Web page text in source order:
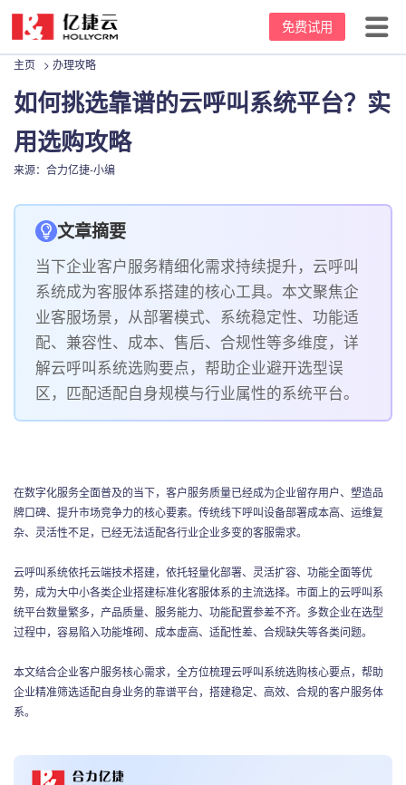
免费试用
首页
产品中心
云呼叫中心
客服电话系统
电话外呼系统
外呼机器人
95呼叫中心
坐席价格
客户案例
资源中心
新闻动态
办理攻略
常用话术
关于我们
公司介绍
发展里程碑
联系我们
主页 > 办理攻略
如何挑选靠谱的云呼叫系统平台？实
用选购攻略
来源：合力亿捷-小编
文章摘要
当下企业客户服务精细化需求持续提升，云呼叫
系统成为客服体系搭建的核心工具。本文聚焦企
业客服场景，从部署模式、系统稳定性、功能适
配、兼容性、成本、售后、合规性等多维度，详
解云呼叫系统选购要点，帮助企业避开选型误
区，匹配适配自身规模与行业属性的系统平台。
在数字化服务全面普及的当下，客户服务质量已经成为企业留存用户、塑造品
牌口碑、提升市场竞争力的核心要素。传统线下呼叫设备部署成本高、运维复
杂、灵活性不足，已经无法适配各行业企业多变的客服需求。
云呼叫系统依托云端技术搭建，依托轻量化部署、灵活扩容、功能全面等优
势，成为大中小各类企业搭建标准化客服体系的主流选择。市面上的云呼叫系
统平台数量繁多，产品质量、服务能力、功能配置参差不齐。多数企业在选型
过程中，容易陷入功能堆砌、成本虚高、适配性差、合规缺失等各类问题。
本文结合企业客户服务核心需求，全方位梳理云呼叫系统选购核心要点，帮助
企业精准筛选适配自身业务的靠谱平台，搭建稳定、高效、合规的客户服务体
系。